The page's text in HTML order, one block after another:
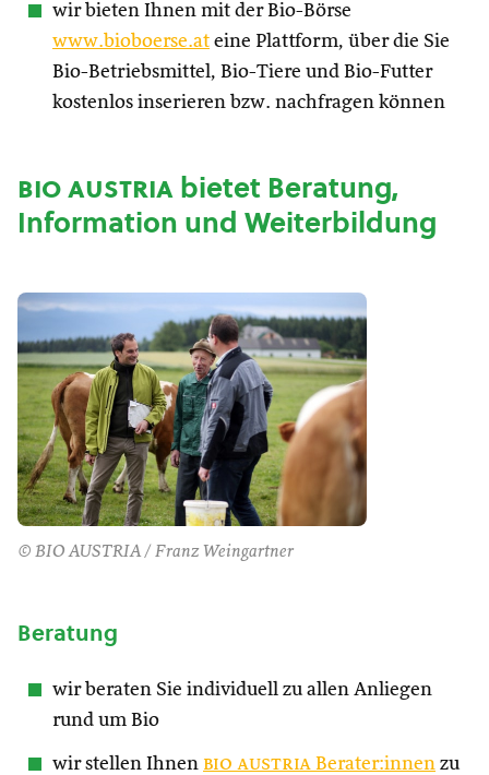
wir bieten Ihnen mit der Bio-Börse
www.bioboerse.at eine Plattform, über die Sie
Bio-Betriebsmittel, Bio-Tiere und Bio-Futter
kostenlos inserieren bzw. nachfragen können
bio austriabietet Beratung,
Information und Weiterbildung
© BIO AUSTRIA / Franz Weingartner
Beratung
wir beraten Sie individuell zu allen Anliegen
rund um Bio
wir stellen Ihnen bio austria Berater:innen zu